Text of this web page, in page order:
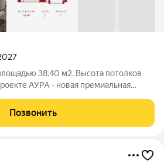
38.40 м2. Высота потолков
АУРА - новая премиальная
башни и 41-этажной
Позвонить